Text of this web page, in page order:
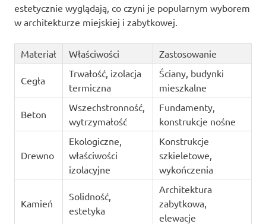
estetycznie wyglądają, co czyni je popularnym wyborem
w architekturze miejskiej i zabytkowej.
Materiał Właściwości Zastosowanie
Cegła
Trwałość, izolacja
termiczna
Ściany, budynki
mieszkalne
Beton
Wszechstronność,
wytrzymałość
Fundamenty,
konstrukcje nośne
Drewno
Ekologiczne,
właściwości
izolacyjne
Konstrukcje
szkieletowe,
wykończenia
Kamień
Solidność,
estetyka
Architektura
zabytkowa,
elewacje